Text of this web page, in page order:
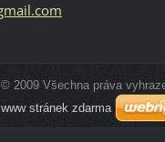
ail.com
© 2009 Všechna práva
stránek zdarma